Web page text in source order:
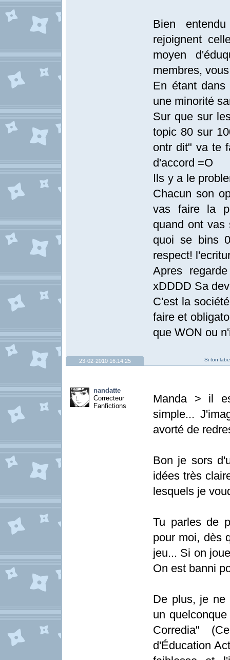
Bien
rejoignent
moyen
membres,
En étant
une minorité
Sur que sur
topic 80 sur
ontr dit" va te
d'accord =O
Ils y a le
Chacun son
vas faire la
quand ont
quoi se bins
respect!
Apres
xDDDD Sa
C'est la
faire et
que WON ou
Si ton
23-02-2010 16:14:25
nandatte
Correcteur
Fanfictions
Manda > il
simple...
avorté de
Bon je sors
idées très
lesquels je
Tu parles de
pour moi, dès
jeu... Si on
On est banni
De plus, je ne
un
Corredia"
d'Éducation